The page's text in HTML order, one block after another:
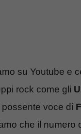
su Youtube e
rock come gli
possente voce di
che il numero